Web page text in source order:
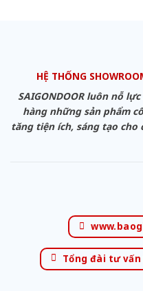
HỆ THỐNG
SAIGONDOOR luôn nỗ
hàng những sản phẩm
tăng tiện ích, sáng tạo
Tổng đài tư vấn